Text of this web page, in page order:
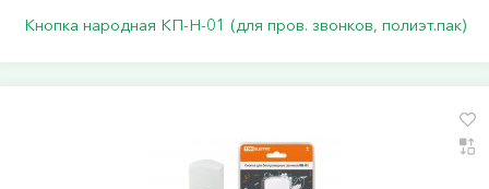
Кнопка народная КП-Н-01 (для пров. звонков, полиэт.пак)